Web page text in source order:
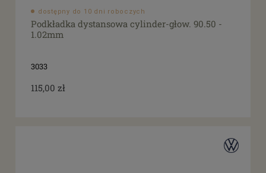
dostępny do 10 dni roboczych
Podkładka dystansowa cylinder-głow. 90.50 -
1.02mm
3033
115,00 zł